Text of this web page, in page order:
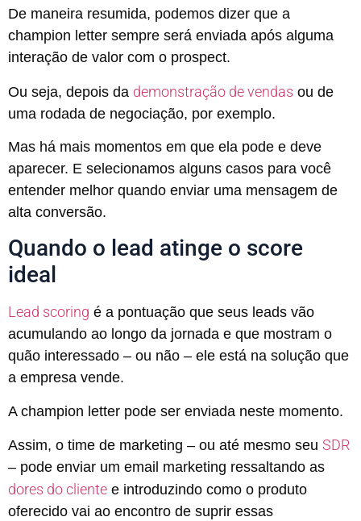
De maneira resumida, podemos dizer que a
champion letter sempre será enviada após alguma
interação de valor com o prospect.
Ou seja, depois da demonstração de vendas ou de
uma rodada de negociação, por exemplo.
Mas há mais momentos em que ela pode e deve
aparecer. E selecionamos alguns casos para você
entender melhor quando enviar uma mensagem de
alta conversão.
Quando o lead atinge o score
ideal
Lead scoring é a pontuação que seus leads vão
acumulando ao longo da jornada e que mostram o
quão interessado – ou não – ele está na solução que
a empresa vende.
A champion letter pode ser enviada neste momento.
Assim, o time de marketing – ou até mesmo seu SDR
– pode enviar um email marketing ressaltando as
dores do cliente e introduzindo como o produto
oferecido vai ao encontro de suprir essas